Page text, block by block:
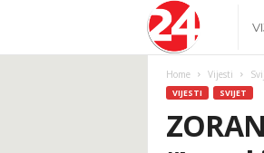
Home Vijesti
VIJESTI SVIJET